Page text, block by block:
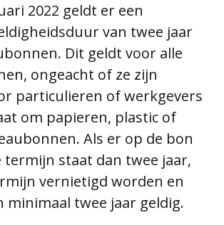
2022 geldt er een
van twee jaar
Dit geldt voor alle
ongeacht of ze zijn
particulieren of werkgevers
om papieren, plastic of
Als er op de bon
termijn staat dan twee jaar,
vernietigd worden en
minimaal twee jaar geldig.